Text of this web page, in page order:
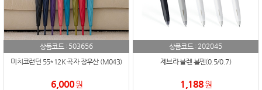
상품코드 : 503656
미치코런던 55*12K 곡자 장우산 (M043)
6,000원
상품코드 :202045
제브라 블렌 볼펜(0.5/0.7)
1,188원